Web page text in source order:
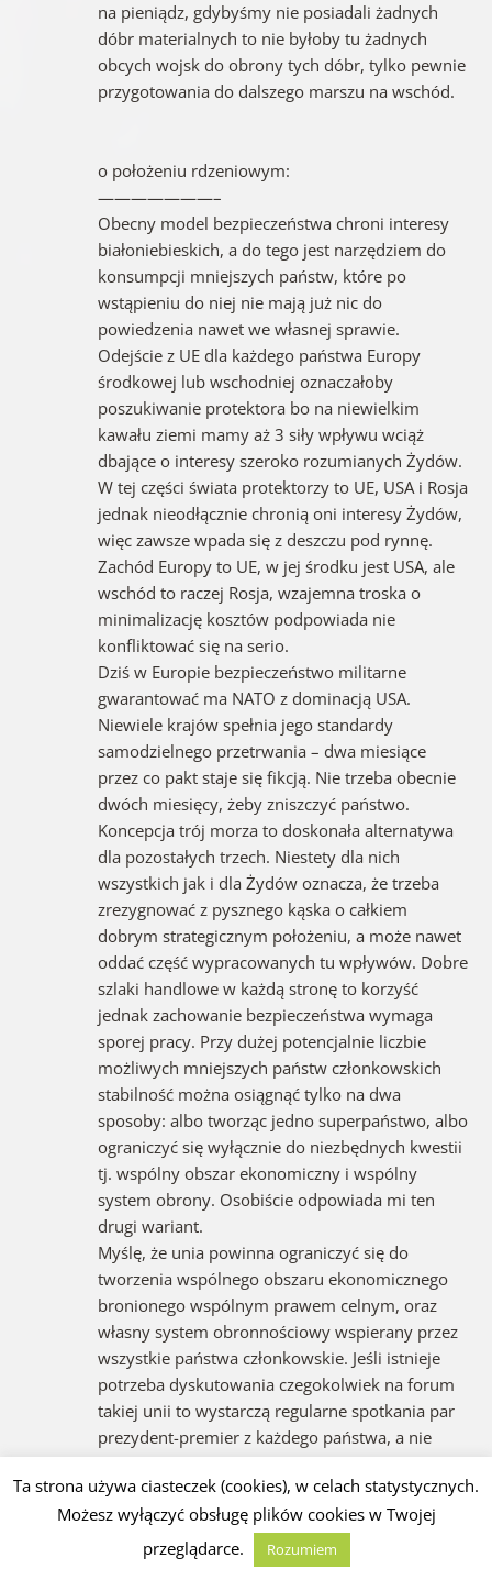
na pieniądz, gdybyśmy nie posiadali żadnych
dóbr materialnych to nie byłoby tu żadnych
obcych wojsk do obrony tych dóbr, tylko pewnie
przygotowania do dalszego marszu na wschód.
o położeniu rdzeniowym:
———————–
Obecny model bezpieczeństwa chroni interesy
białoniebieskich, a do tego jest narzędziem do
konsumpcji mniejszych państw, które po
wstąpieniu do niej nie mają już nic do
powiedzenia nawet we własnej sprawie.
Odejście z UE dla każdego państwa Europy
środkowej lub wschodniej oznaczałoby
poszukiwanie protektora bo na niewielkim
kawału ziemi mamy aż 3 siły wpływu wciąż
dbające o interesy szeroko rozumianych Żydów.
W tej części świata protektorzy to UE, USA i Rosja
jednak nieodłącznie chronią oni interesy Żydów,
więc zawsze wpada się z deszczu pod rynnę.
Zachód Europy to UE, w jej środku jest USA, ale
wschód to raczej Rosja, wzajemna troska o
minimalizację kosztów podpowiada nie
konfliktować się na serio.
Dziś w Europie bezpieczeństwo militarne
gwarantować ma NATO z dominacją USA.
Niewiele krajów spełnia jego standardy
samodzielnego przetrwania – dwa miesiące
przez co pakt staje się fikcją. Nie trzeba obecnie
dwóch miesięcy, żeby zniszczyć państwo.
Koncepcja trój morza to doskonała alternatywa
dla pozostałych trzech. Niestety dla nich
wszystkich jak i dla Żydów oznacza, że trzeba
zrezygnować z pysznego kąska o całkiem
dobrym strategicznym położeniu, a może nawet
oddać część wypracowanych tu wpływów. Dobre
szlaki handlowe w każdą stronę to korzyść
jednak zachowanie bezpieczeństwa wymaga
sporej pracy. Przy dużej potencjalnie liczbie
możliwych mniejszych państw członkowskich
stabilność można osiągnąć tylko na dwa
sposoby: albo tworząc jedno superpaństwo, albo
ograniczyć się wyłącznie do niezbędnych kwestii
tj. wspólny obszar ekonomiczny i wspólny
system obrony. Osobiście odpowiada mi ten
drugi wariant.
Myślę, że unia powinna ograniczyć się do
tworzenia wspólnego obszaru ekonomicznego
bronionego wspólnym prawem celnym, oraz
własny system obronnościowy wspierany przez
wszystkie państwa członkowskie. Jeśli istnieje
potrzeba dyskutowania czegokolwiek na forum
takiej unii to wystarczą regularne spotkania par
prezydent-premier z każdego państwa, a nie
setki parlamentarzystów, poza tym nie potrzeba
uwspólniać wszystkiego i dopasowywać na siłę,
tam gdzie trzeba głosować w sprawach nowych
niech jedno państwo ma jeden głos. To
przypomina trochę system Szwajcarskich
Ta strona używa ciasteczek (cookies), w celach statystycznych.
Możesz wyłączyć obsługę plików cookies w Twojej
przeglądarce.
Rozumiem